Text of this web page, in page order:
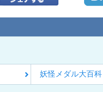
妖怪メダル大百科